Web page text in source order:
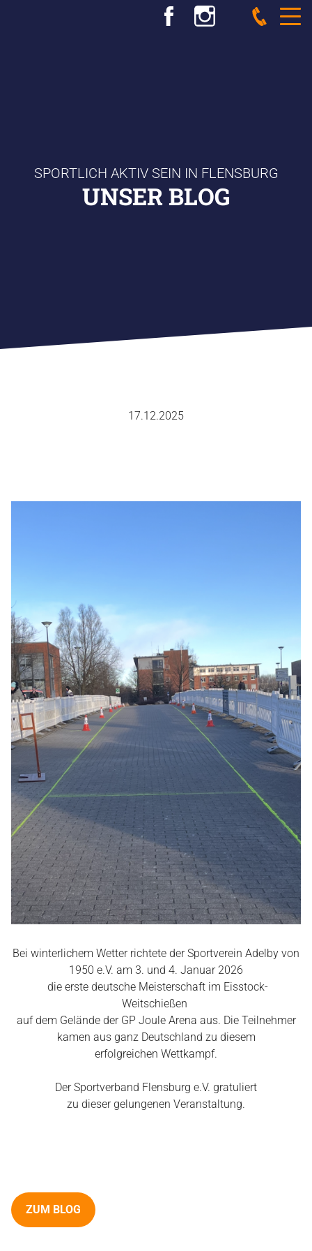
FACHVERBÄNDE
GESCHÄFTSTELLE
ANSPRECHPARTNER
ZUSCHÜSSE
SATZUNG & ORDNUNG
RICHTLINIEN
SPORTARTEN
KONTAKT
SPORTLICH AKTIV SEIN IN FLENSBURG
UNSER BLOG
17.12.2025
Bei winterlichem Wetter richtete der Sportverein Adelby von
1950 e.V. am 3. und 4. Januar 2026
die erste deutsche Meisterschaft im Eisstock-
Weitschießen
auf dem Gelände der GP Joule Arena aus. Die Teilnehmer
kamen aus ganz Deutschland zu diesem
erfolgreichen Wettkampf.
Der Sportverband Flensburg e.V. gratuliert
zu dieser gelungenen Veranstaltung.
ZUM BLOG